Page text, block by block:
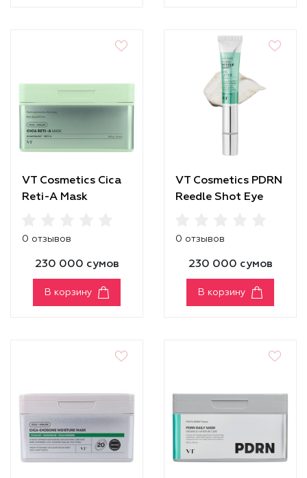
VT Cosmetics Cica
Reti-A Mask
0 отзывов
230 000 сумов
В корзину
VT Cosmetics PDRN
Reedle Shot Eye
0 отзывов
230 000 сумов
В корзину